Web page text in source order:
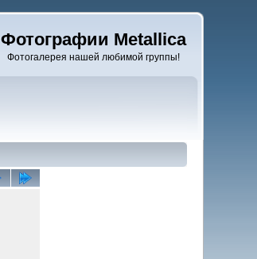
Фотографии Metallica
Фотогалерея нашей любимой группы!